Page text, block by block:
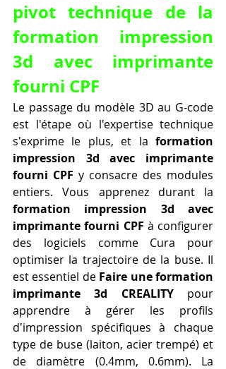
pivot technique de la
formation impression
3d avec imprimante
fourni CPF
Le passage du modèle 3D au G-code
est l'étape où l'expertise technique
s'exprime le plus, et la formation
impression 3d avec imprimante
fourni CPF y consacre des modules
formation impression 3d avec
imprimante fourni CPF à configurer
des logiciels comme Cura pour
optimiser la trajectoire de la buse. Il
est essentiel de Faire une formation
imprimante 3d CREALITY pour
apprendre à gérer les profils
d'impression spécifiques à chaque
type de buse (laiton, acier trempé) et